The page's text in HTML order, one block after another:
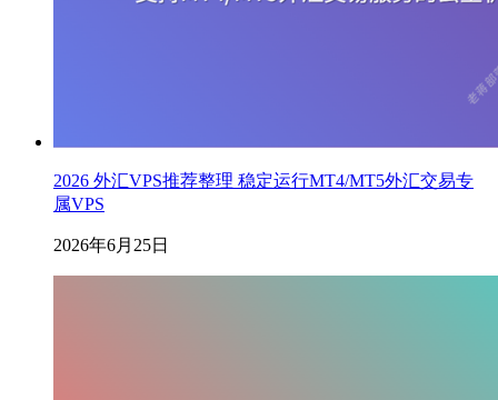
2026 外汇VPS推荐整理 稳定运行MT4/MT5外汇交易专
属VPS
2026年6月25日